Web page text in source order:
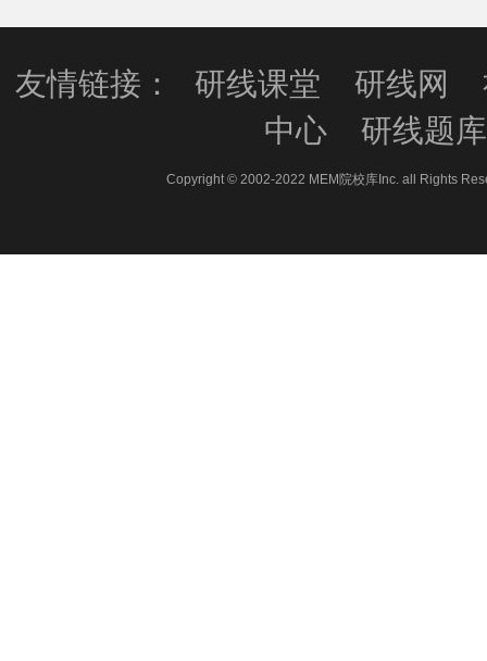
友情链接： 研线课堂 研线网
中心
研线题库
Copyright © 2002-2022 MEM院校库Inc. all Rights